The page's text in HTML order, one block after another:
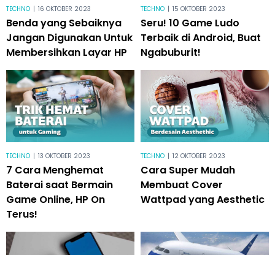
TECHNO | 16 OKTOBER 2023
Benda yang Sebaiknya
Jangan Digunakan Untuk
Membersihkan Layar HP
TECHNO | 15 OKTOBER 2023
Seru! 10 Game Ludo
Terbaik di Android, Buat
Ngabuburit!
TECHNO | 13 OKTOBER 2023
7 Cara Menghemat
Baterai saat Bermain
Game Online, HP On
Terus!
TECHNO | 12 OKTOBER 2023
Cara Super Mudah
Membuat Cover
Wattpad yang Aesthetic